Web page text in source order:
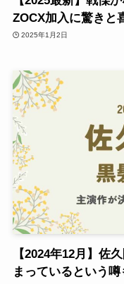
ZOCX加入に驚きと
2025年1月2日
【2024年12月】佐
まっているという